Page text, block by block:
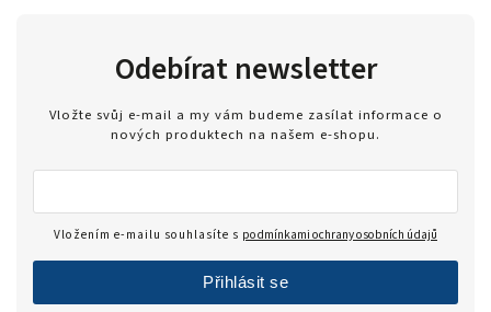
Odebírat newsletter
Vložte svůj e-mail a my vám budeme zasílat informace o
nových produktech na našem e-shopu.
Vložením e-mailu souhlasíte s podmínkami ochrany osobních údajů
Přihlásit se